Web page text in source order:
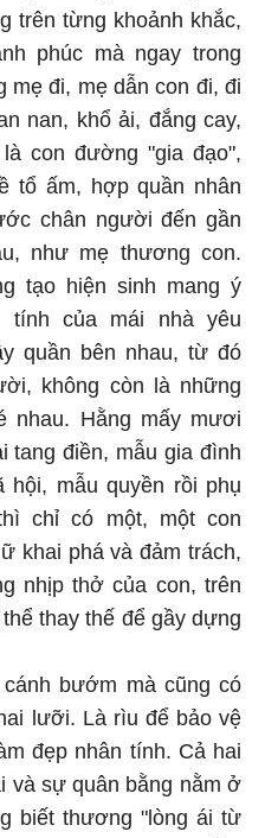
trên từng khoảnh khắc,
phúc mà ngay trong
mẹ đi, mẹ dẫn con đi, đi
nan, khổ ải, đắng cay,
con đường "gia đạo",
tổ ấm, hợp quần nhân
chân người đến gần
như mẹ thương con.
tạo hiện sinh mang ý
tính của mái nhà yêu
quần bên nhau, từ đó
không còn là những
nhau. Hằng mấy mươi
tang điền, mẫu gia đình
hội, mẫu quyền rồi phụ
chỉ có một, một con
khai phá và đảm trách,
nhịp thở của con, trên
thay thế để gầy dựng
bướm mà cũng có
lưỡi. Là rìu để bảo vệ
đẹp nhân tính. Cả hai
và sự quân bằng nằm ở
biết thương "lòng ái từ